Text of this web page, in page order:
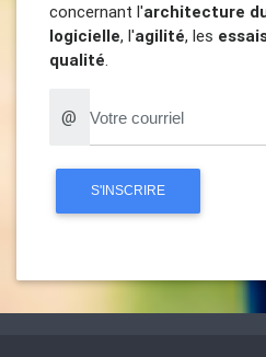
concernant l'architecture
logicielle, l'agilité, les
qualité.
@
S'INSCRIRE